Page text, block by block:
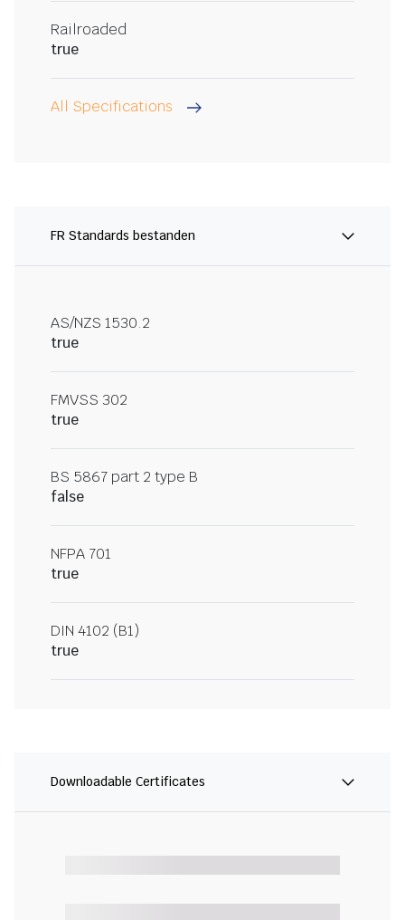
Railroaded
true
All Specifications
FR Standards bestanden
AS/NZS 1530.2
true
FMVSS 302
true
BS 5867 part 2 type B
false
NFPA 701
true
DIN 4102 (B1)
true
Downloadable Certificates